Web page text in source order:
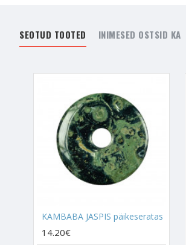
SEOTUD TOOTED INIMESED OSTSID KA
KAMBABA JASPIS päikeseratas
14.20€